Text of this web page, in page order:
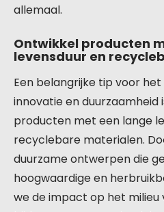
allemaal.
Ontwikkel producten
levensduur en
Een belangrijke tip voor
innovatie en
producten met een lange
recyclebare materialen.
duurzame ontwerpen die
hoogwaardige en
we de impact op het milieu